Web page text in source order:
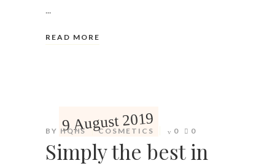
READ MORE
9 August 2019
BY HQHS COSMETICS 0 0
Simply the best in